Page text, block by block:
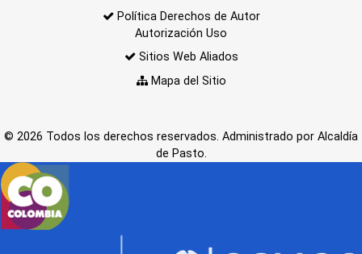
Política Derechos de Autor
Autorización Uso
Sitios Web Aliados
Mapa del Sitio
© 2026 Todos los derechos reservados. Administrado por Alcaldía
de Pasto.